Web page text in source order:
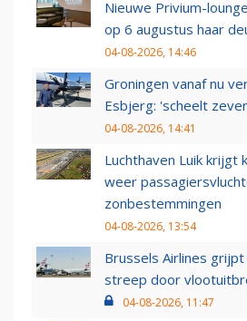
Nieuwe Privium-
op 6 augustus haar
04-08-2026, 14:46
Groningen vanaf nu
Esbjerg: 'scheelt
04-08-2026, 14:41
Luchthaven Luik krijgt
weer
zonbestemmingen
04-08-2026, 13:54
Brussels Airlines
streep door
04-08-2026, 11:47